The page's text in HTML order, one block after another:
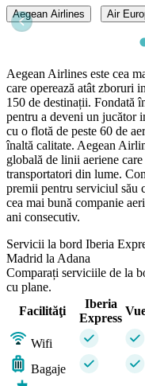
Aegean Airlines Air
Aegean Airlines este cea
care operează atât zboruri
150 de destinații. Fondată
pentru a deveni un jucător
cu o flotă de peste 60 de
înaltă calitate. Aegean
globală de linii aeriene
transportatori din lume.
premii pentru serviciul său
cea mai bună companie
ani consecutiv.
Servicii la bord Iberia
Madrid la Adana
Comparați serviciile de la
cu plane.
Facilităţi
Iberia
Express
Wifi
Bagaje